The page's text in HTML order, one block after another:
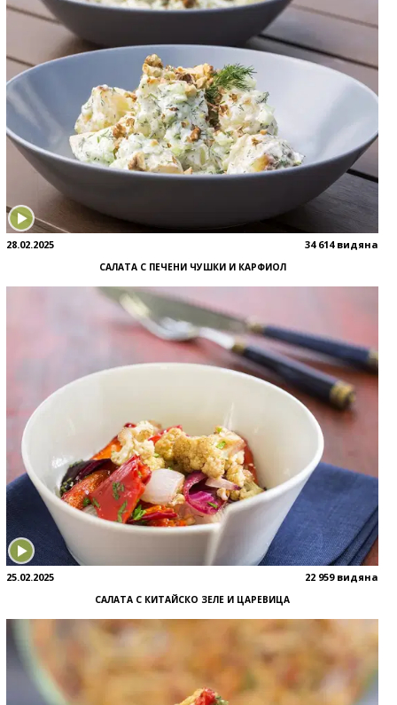
28.02.2025 34 614 видяна
САЛАТА С ПЕЧЕНИ ЧУШКИ И КАРФИОЛ
25.02.2025 22 959 видяна
САЛАТА С КИТАЙСКО ЗЕЛЕ И ЦАРЕВИЦА